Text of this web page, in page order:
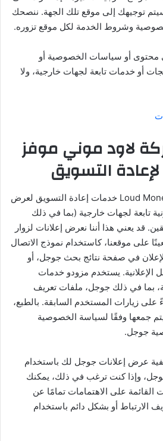
توجيهك إلى موقع تلك الجهة. ننصحك
وشروط الخدمة لكل موقع تزوره.
محتوى أو سياسات الخصوصية أو
أو خدمات تابعة لجهات خارجية، ولا
لاود موني موفز
التسويق
تستخدم شركة Loud Money Moves خدمات إعادة التسويق لعرض
تابعة لجهات خارجية (بما في ذلك
قد يعني هذا أننا نعرض إعلانات لزوار
على موقعنا، كاستخدام نموذج الاتصال
في صفحة نتائج بحث جوجل، أو
يستخدم مزودو خدمات
بما في ذلك جوجل، ملفات تعريف
على زيارات المستخدم السابقة. بالطبع،
جمعها وفقًا لسياسة الخصوصية
جوجل.
عرض إعلانات جوجل لك باستخدام
وإذا كنت ترغب في ذلك، يمكنك
القائمة على الاهتمامات تمامًا عن
الارتباط أو بشكل دائم باستخدام